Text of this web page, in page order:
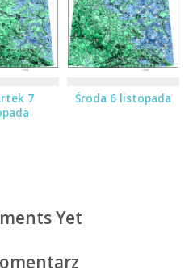
7
Środa 6 listopada
Yet